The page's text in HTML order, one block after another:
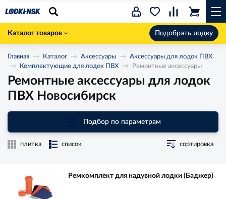
Каталог товаров Подобрать лодку
Главная Каталог Аксессуары
Аксессуары для лодок ПВХ
Комплектующие для лодок ПВХ
Ремонтные аксессуары
Ремонтные аксессуары для лодок
ПВХ Новосибирск
Подбор по параметрам
плитка список сортировка
Ремкомплект для надувной лодки (Баджер)